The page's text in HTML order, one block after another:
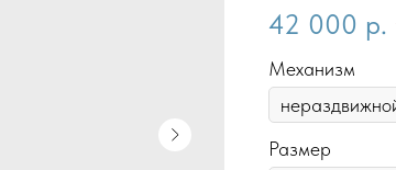
42 000 р.
Механизм
Размер